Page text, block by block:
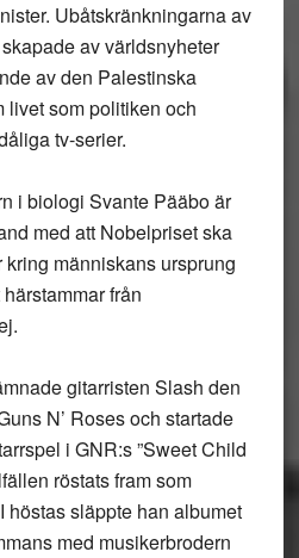
Ubåtskränkningarna av
av världsnyheter
av den Palestinska
livet som politiken och
tv-serier.
i biologi Svante Pääbo är
med att Nobelpriset ska
människans ursprung
från
gitarristen Slash den
N’ Roses och startade
i GNR:s ”Sweet Child
röstats fram som
höstas släppte han albumet
med musikerbrodern